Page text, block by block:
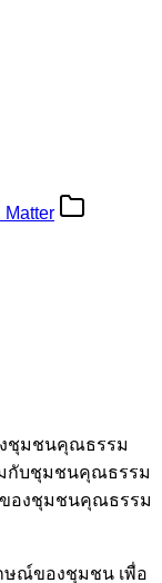
Matter
ชุมชนคุณธรรม
กับชุมชนคุณธรรม
องชุมชนคุณธรรม
ษณ์ของชุมชน เพื่อ